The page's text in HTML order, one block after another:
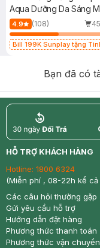
Aqua Dưỡng Da Sáng
4.9 (108)
Bill 199K Sunplay tặng
Bạn đã có
return
HỖ TRỢ KHÁCH HÀNG
Hotline: 1800 6324
(Miễn phí , 08-22h kể cả
Các câu hỏi thường gặp
Gửi yêu cầu hỗ trợ
Hướng dẫn đặt hàng
Phương thức thanh toán
Phương thức vận chuyển